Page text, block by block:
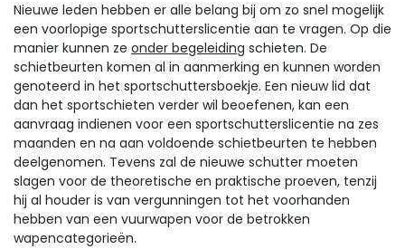
Nieuwe leden hebben er alle belang bij om zo snel mogelijk
een voorlopige sportschutterslicentie aan te vragen. Op die
manier kunnen ze onder begeleiding schieten. De
schietbeurten komen al in aanmerking en kunnen worden
genoteerd in het sportschuttersboekje. Een nieuw lid dat
dan het sportschieten verder wil beoefenen, kan een
aanvraag indienen voor een sportschutterslicentie na zes
maanden en na aan voldoende schietbeurten te hebben
deelgenomen. Tevens zal de nieuwe schutter moeten
slagen voor de theoretische en praktische proeven, tenzij
hij al houder is van vergunningen tot het voorhanden
hebben van een vuurwapen voor de betrokken
wapencategorieën.